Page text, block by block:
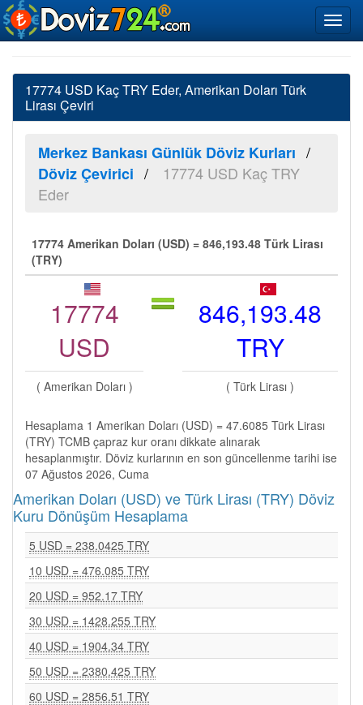
17774 USD Kaç TRY Eder, Amerikan Doları Türk
Lirası Çeviri
Merkez Bankası Günlük Döviz Kurları
Döviz Çevirici
17774 USD Kaç TRY
Eder
17774 Amerikan Doları (USD) = 846,193.48 Türk Lirası
(TRY)
17774
USD
846,193.48
TRY
( Amerikan Doları ) ( Türk Lirası )
Hesaplama 1 Amerikan Doları (USD) = 47.6085 Türk Lirası
(TRY) TCMB çapraz kur oranı dikkate alınarak
hesaplanmıştır. Döviz kurlarının en son güncellenme tarihi ise
07 Ağustos 2026, Cuma
Amerikan Doları (USD) ve Türk Lirası (TRY) Döviz
Kuru Dönüşüm Hesaplama
5 USD = 238.0425 TRY
10 USD = 476.085 TRY
20 USD = 952.17 TRY
30 USD = 1428.255 TRY
40 USD = 1904.34 TRY
50 USD = 2380.425 TRY
60 USD = 2856.51 TRY